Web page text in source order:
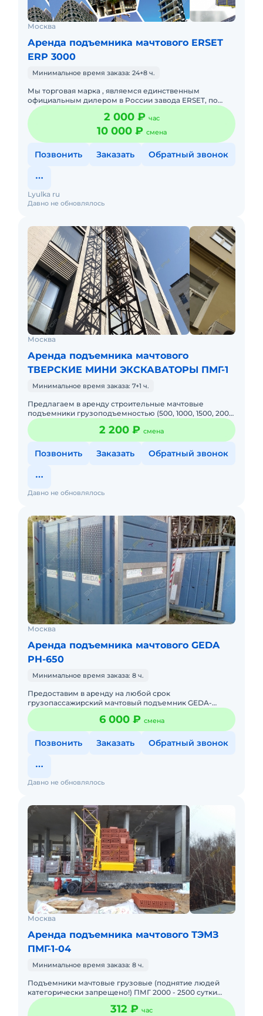
Москва
Аренда подъемника мачтового ERSET
ERP 3000
Минимальное время заказа: 24+8 ч.
Мы торговая марка , являемся единственным
официальным дилером в России завода ERSET, по
подъёмным сооружениям. Готовы предложить
широкую линейку грузоподъёмног
2 000 ₽ час
10 000 ₽ смена
Позвонить Заказать Обратный звонок
Давно не обновлялось
Lyulka ru
Москва
Аренда подъемника мачтового
ТВЕРСКИЕ МИНИ ЭКСКАВАТОРЫ ПМГ-1
Минимальное время заказа: 7+1 ч.
Предлагаем в аренду строительные мачтовые
подъемники грузоподъемностью (500, 1000, 1500, 2000
кг), а также их обслуживание и монтаж под ключ.
Осуществляем монт2 200 ₽ смена
Позвонить Заказать Обратный звонок
Давно не обновлялось
Москва
Аренда подъемника мачтового GEDA
PH-650
Минимальное время заказа: 8 ч.
Предоставим в аренду на любой срок
грузопассажирский мачтовый подъемник GEDA-
PH650 (грузоподъёмность 2000 кг/25 человек).
Подъёмник полностью готов к эксплуата
6 000 ₽ смена
Позвонить Заказать Обратный звонок
Давно не обновлялось
Москва
Аренда подъемника мачтового ТЭМЗ
ПМГ-1-04
Минимальное время заказа: 8 ч.
Подъемники мачтовые грузовые (поднятие людей
категорически запрещено!) ПМГ 2000 - 2500 сутки
Цены с НДС 20% Оформление по договору без залога
и т.п. На длительн
312 ₽ час